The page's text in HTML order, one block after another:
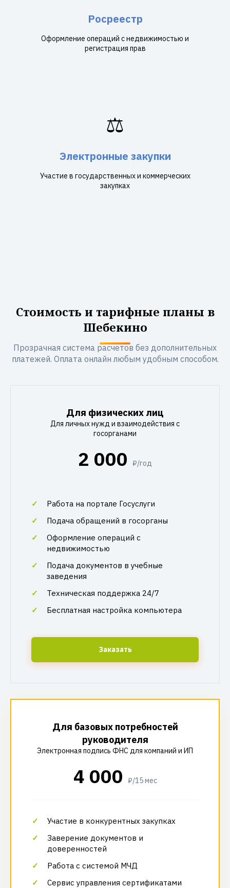
Росреестр
Оформление операций с недвижимостью и
регистрация прав
⚖️
Электронные закупки
Участие в государственных и коммерческих
закупках
Стоимость и тарифные планы в
Шебекино
Прозрачная система расчетов без дополнительных
платежей. Оплата онлайн любым удобным способом.
Для физических лиц
Для личных нужд и взаимодействия с
госорганами
2 000 ₽/год
Работа на портале Госуслуги
Подача обращений в госорганы
Оформление операций с
недвижимостью
Подача документов в учебные
заведения
Техническая поддержка 24/7
Бесплатная настройка компьютера
Заказать
Для базовых потребностей
руководителя
Электронная подпись ФНС для компаний и ИП
4 000 ₽/15 мес
Участие в конкурентных закупках
Заверение документов и
доверенностей
Работа с системой МЧД
Сервис управления сертификатами